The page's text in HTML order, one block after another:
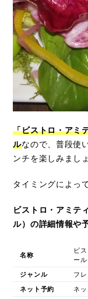
「ビストロ・アミ
ルなので、普段使
ンチを楽しみまし
タイミングによっ
ビストロ・アミテ
ル）の詳細情報や
名称
ビ
ール
ジャンル フ
ネット予約 ネ